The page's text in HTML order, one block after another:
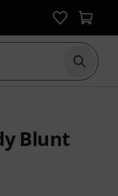
Suche
Blunt